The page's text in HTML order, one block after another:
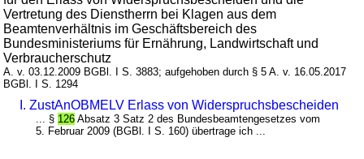
Vertretung des Dienstherrn bei Klagen aus dem
Beamtenverhältnis im Geschäftsbereich des
Bundesministeriums für Ernährung, Landwirtschaft und
Verbraucherschutz
A. v. 03.12.2009 BGBl. I S. 3883; aufgehoben durch § 5 A. v. 16.05.2017
BGBl. I S. 1294
I. ZustAnOBMELV Erlass von Widerspruchsbescheiden
... § 126 Absatz 3 Satz 2 des Bundesbeamtengesetzes vom
5. Februar 2009 (BGBl. I S. 160) übertrage ich ...